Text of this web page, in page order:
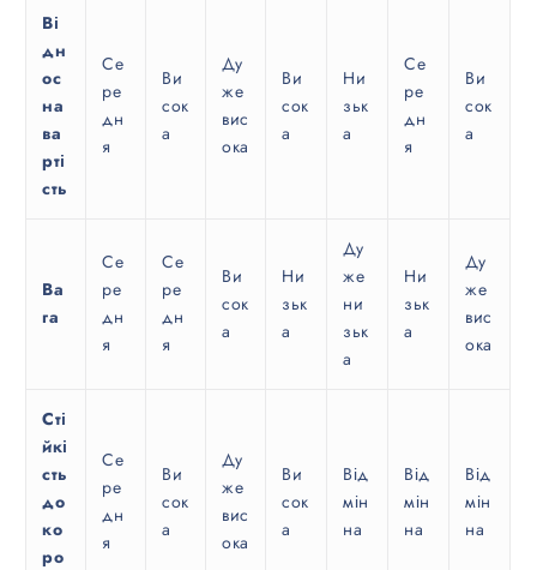
Ві
дн
ос
на
ва
рті
сть
Се
ре
дн
я
Ви
сок
а
Ду
же
вис
ока
Ви
сок
а
Ни
зьк
а
Се
ре
дн
я
Ви
сок
а
Ва
га
Се
ре
дн
я
Се
ре
дн
я
Ви
сок
а
Ни
зьк
а
Ду
же
ни
зьк
а
Ни
зьк
а
Ду
же
вис
ока
Сті
йкі
сть
до
ко
ро
Се
ре
дн
я
Ви
сок
а
Ду
же
вис
ока
Ви
сок
а
Від
мін
на
Від
мін
на
Від
мін
на